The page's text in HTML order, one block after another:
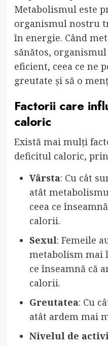
Metabolismul este
organismul nostru
în energie. Când
sănătos,
eficient, ceea ce ne
greutate și să o
Factorii care
caloric
Există mai mulți
deficitul caloric,
Vârsta: Cu cât
atât
ceea ce
calorii.
Sexul: Femeile
metabolism mai
ce înseamnă că
calorii.
Greutatea: Cu
atât ardem mai
Nivelul de